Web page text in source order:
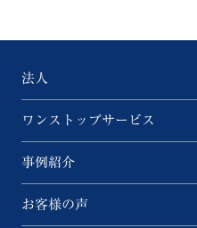
法人
ワンストップサービス
事例紹介
お客様の声